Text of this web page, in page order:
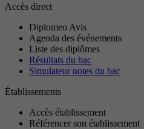
Accès direct
Diplomeo Avis
Agenda des événements
Liste des diplômes
Résultats du bac
Simulateur notes du bac
Établissements
Accès établissement
Référencer son établissement